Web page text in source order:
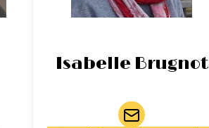
Isabelle Brugnot